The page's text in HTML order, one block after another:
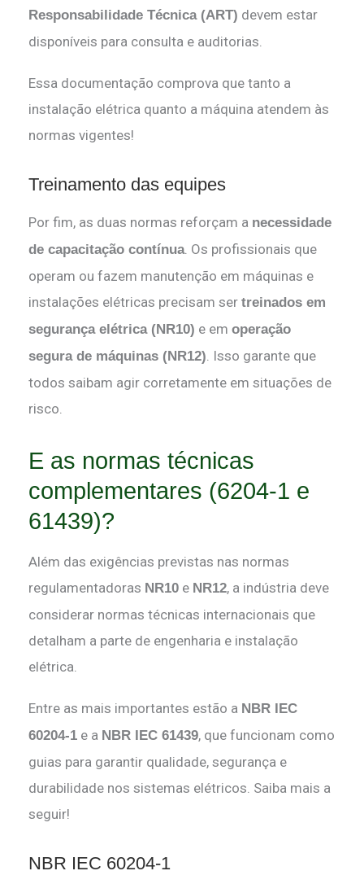
Responsabilidade Técnica (ART) devem estar
disponíveis para consulta e auditorias.
Essa documentação comprova que tanto a
instalação elétrica quanto a máquina atendem às
normas vigentes!
Treinamento das equipes
Por fim, as duas normas reforçam a necessidade
de capacitação contínua. Os profissionais que
operam ou fazem manutenção em máquinas e
instalações elétricas precisam ser treinados em
segurança elétrica (NR10) e em operação
segura de máquinas (NR12). Isso garante que
todos saibam agir corretamente em situações de
risco.
E as normas técnicas
complementares (6204-1 e
61439)?
Além das exigências previstas nas normas
regulamentadoras NR10 e NR12, a indústria deve
considerar normas técnicas internacionais que
detalham a parte de engenharia e instalação
elétrica.
Entre as mais importantes estão a NBR IEC
60204-1 e a NBR IEC 61439, que funcionam como
guias para garantir qualidade, segurança e
durabilidade nos sistemas elétricos. Saiba mais a
seguir!
NBR IEC 60204-1